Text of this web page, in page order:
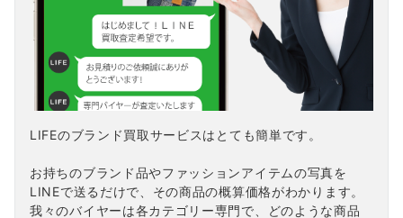
LIFEのブランド買取サービスはとても簡単です。
お持ちのブランド品やファッションアイテムの写真を
LINEで送るだけで、その商品の概算価格がわかります。
我々のバイヤーは各カテゴリー専門で、どのような商品